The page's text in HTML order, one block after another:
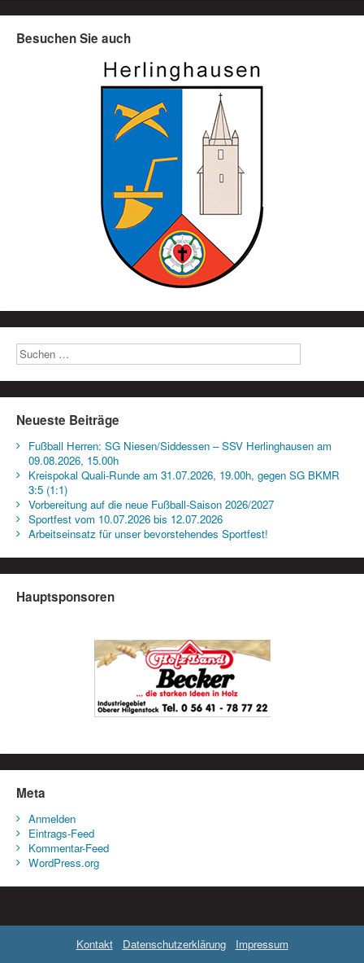
Besuchen Sie auch
Neueste Beiträge
Fußball Herren: SG Niesen/Siddessen – SSV Herlinghausen am
09.08.2026, 15.00h
Kreispokal Quali-Runde am 31.07.2026, 19.00h, gegen SG BKMR
3:5 (1:1)
Vorbereitung auf die neue Fußball-Saison 2026/2027
Sportfest vom 10.07.2026 bis 12.07.2026
Arbeitseinsatz für unser bevorstehendes Sportfest!
Hauptsponsoren
Meta
Anmelden
Eintrags-Feed
Kommentar-Feed
WordPress.org
Kontakt Datenschutzerklärung
Impressum